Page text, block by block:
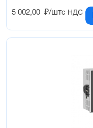
5 002,00 ₽/штс НДС